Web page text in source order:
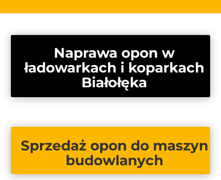
Naprawa opon w
ładowarkach i koparkach
Białołęka
Sprzedaż opon do maszyn
budowlanych